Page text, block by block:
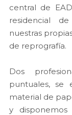
central de
residencial
nuestras
de reprografía.
Dos
puntuales, se
material de
y